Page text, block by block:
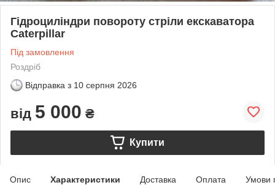
Гідроциліндри повороту стріли екскаватора
Caterpillar
Під замовлення
Роздріб
Відправка з 10 серпня 2026
від 5 000 ₴
Купити
Опис Характеристики Доставка Оплата Умови